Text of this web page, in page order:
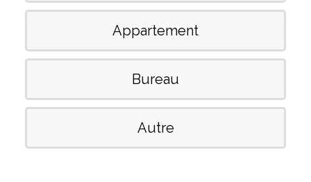
Appartement
Bureau
Autre